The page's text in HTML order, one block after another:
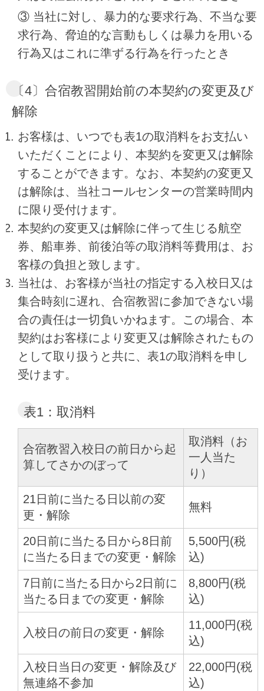
③ 当社に対し、暴力的な要求行為、不当な要
求行為、脅迫的な言動もしくは暴力を用いる
行為又はこれに準ずる行為を行ったとき
〔4〕合宿教習開始前の本契約の変更及び
解除
お客様は、いつでも表1の取消料をお支払い
いただくことにより、本契約を変更又は解除
することができます。なお、本契約の変更又
は解除は、当社コールセンターの営業時間内
に限り受付けます。
本契約の変更又は解除に伴って生じる航空
券、船車券、前後泊等の取消料等費用は、お
客様の負担と致します。
当社は、お客様が当社の指定する入校日又は
集合時刻に遅れ、合宿教習に参加できない場
合の責任は一切負いかねます。この場合、本
契約はお客様により変更又は解除されたもの
として取り扱うと共に、表1の取消料を申し
受けます。
表1：取消料
合宿教習入校日の前日から起
算してさかのぼって
取消料（お
一人当た
り）
21日前に当たる日以前の変
更・解除
無料
20日前に当たる日から8日前
に当たる日までの変更・解除
5,500円(税
込)
7日前に当たる日から2日前に
当たる日までの変更・解除
8,800円(税
込)
入校日の前日の変更・解除
11,000円(税
込)
入校日当日の変更・解除及び
無連絡不参加
22,000円(税
込)